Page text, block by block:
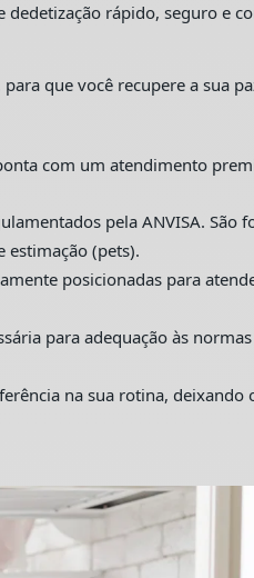
rápido, seguro e
que você recupere a sua
com um atendimento
pela ANVISA. São
estimação (pets).
posicionadas para
para adequação às
na sua rotina,